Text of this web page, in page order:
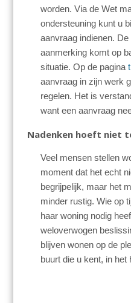
worden. Via de Wet
ondersteuning kunt u
aanvraag indienen.
aanmerking komt op
situatie. Op de pagina
aanvraag in zijn werk
regelen. Het is
want een aanvraag
Nadenken hoeft niet
Veel mensen stellen
moment dat het echt
begrijpelijk, maar het
minder rustig. Wie op
haar woning nodig
weloverwogen
blijven wonen op de
buurt die u kent, in het